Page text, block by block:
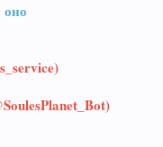
оно